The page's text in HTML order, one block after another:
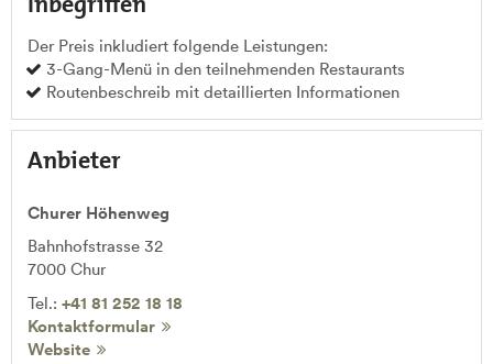
Der Preis inkludiert folgende Leistungen:
3-Gang-Menü in den teilnehmenden Restaurants
Routenbeschreib mit detaillierten Informationen
Anbieter
Churer Höhenweg
Bahnhofstrasse 32
7000 Chur
Tel.: +41 81 252 18 18
Kontaktformular
Website